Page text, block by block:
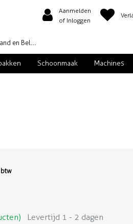
Aanmelden
of Inloggen
en België
Schoonmaak Machines
btw
Levertijd 1 - 2 dagen